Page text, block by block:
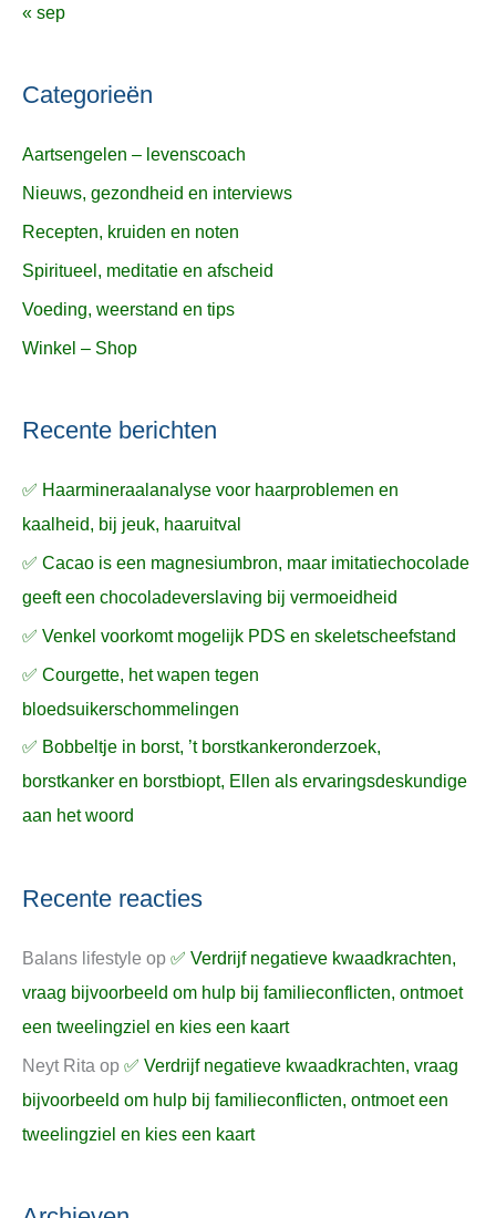
« sep
Categorieën
Aartsengelen – levenscoach
Nieuws, gezondheid en interviews
Recepten, kruiden en noten
Spiritueel, meditatie en afscheid
Voeding, weerstand en tips
Winkel – Shop
Recente berichten
✅ Haarmineraalanalyse voor haarproblemen en
kaalheid, bij jeuk, haaruitval
✅ Cacao is een magnesiumbron, maar imitatiechocolade
geeft een chocoladeverslaving bij vermoeidheid
✅ Venkel voorkomt mogelijk PDS en skeletscheefstand
✅ Courgette, het wapen tegen
bloedsuikerschommelingen
✅ Bobbeltje in borst, ’t borstkankeronderzoek,
borstkanker en borstbiopt, Ellen als ervaringsdeskundige
aan het woord
Recente reacties
Balans lifestyle op ✅ Verdrijf negatieve kwaadkrachten,
vraag bijvoorbeeld om hulp bij familieconflicten, ontmoet
een tweelingziel en kies een kaart
Neyt Rita op ✅ Verdrijf negatieve kwaadkrachten, vraag
bijvoorbeeld om hulp bij familieconflicten, ontmoet een
tweelingziel en kies een kaart